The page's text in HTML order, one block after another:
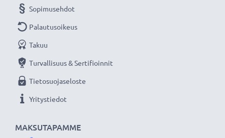
MAKSUTAPAMME
Sopimusehdot
Palautusoikeus
Takuu
Turvallisuus & Sertifioinnit
Tietosuojaseloste
Yritystiedot